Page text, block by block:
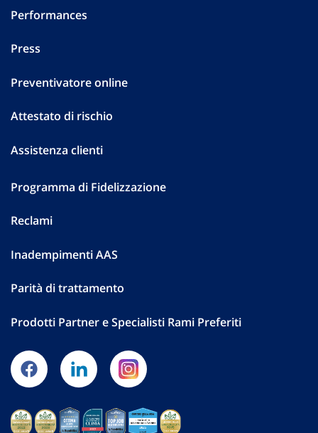
Performances
Press
Preventivatore online
Attestato di rischio
Assistenza clienti
Programma di Fidelizzazione
Reclami
Inadempimenti AAS
Parità di trattamento
Prodotti Partner e Specialisti Rami Preferiti